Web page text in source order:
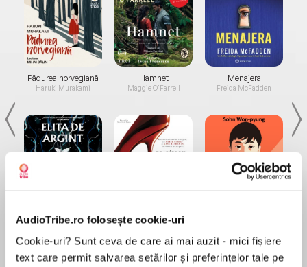
AudioTribe.ro folosește cookie-uri
Cookie-uri? Sunt ceva de care ai mai auzit - mici fișiere
text care permit salvarea setărilor și preferințelor tale pe
Pădurea norvegiană
Haruki Murakami
de...
Dani Francis
Hamnet
Maggie O'Farrell
la...
Lauren Weisberger
Menajera
Freida McFadden